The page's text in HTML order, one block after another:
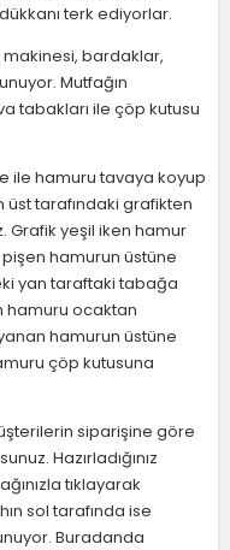
terk ediyorlar.
bardaklar,
Mutfağın
tabakları ile çöp kutusu
ile hamuru tavaya koyup
tarafındaki grafikten
Grafik yeşil iken hamur
pişen hamurun üstüne
yan taraftaki tabağa
hamuru ocaktan
hamurun üstüne
çöp kutusuna
siparişine göre
Hazırladığınız
tıklayarak
sol tarafında ise
Buradanda